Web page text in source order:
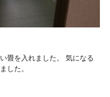
畳を入れました。 気になる
した。